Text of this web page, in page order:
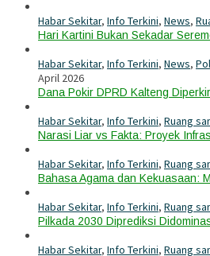
Habar Sekitar, Info Terkini, News,
Hari Kartini Bukan Sekadar
Habar Sekitar, Info Terkini, News,
April 2026
Dana Pokir DPRD Kalteng
Habar Sekitar, Info Terkini, Ruang
Narasi Liar vs Fakta: Proyek
Habar Sekitar, Info Terkini, Ruang
Bahasa Agama dan Kekuasaan:
Habar Sekitar, Info Terkini, Ruang
Pilkada 2030 Diprediksi
Habar Sekitar, Info Terkini, Ruang